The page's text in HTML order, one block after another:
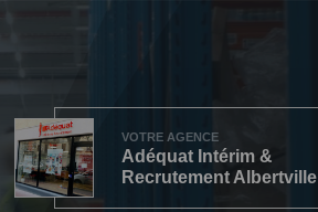
VOTRE AGENCE
Adéquat Intérim &
Recrutement Albertville